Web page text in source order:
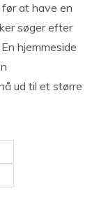
at have en
søger efter
hjemmeside
ud til et større